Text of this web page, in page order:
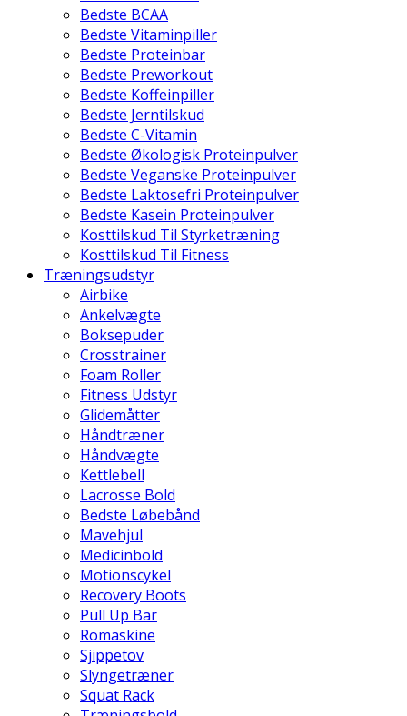
Bedste BCAA
Bedste Vitaminpiller
Bedste Proteinbar
Bedste Preworkout
Bedste Koffeinpiller
Bedste Jerntilskud
Bedste C-Vitamin
Bedste Økologisk Proteinpulver
Bedste Veganske Proteinpulver
Bedste Laktosefri Proteinpulver
Bedste Kasein Proteinpulver
Kosttilskud Til Styrketræning
Kosttilskud Til Fitness
Træningsudstyr
Airbike
Ankelvægte
Boksepuder
Crosstrainer
Foam Roller
Fitness Udstyr
Glidemåtter
Håndtræner
Håndvægte
Kettlebell
Lacrosse Bold
Bedste Løbebånd
Mavehjul
Medicinbold
Motionscykel
Recovery Boots
Pull Up Bar
Romaskine
Sjippetov
Slyngetræner
Squat Rack